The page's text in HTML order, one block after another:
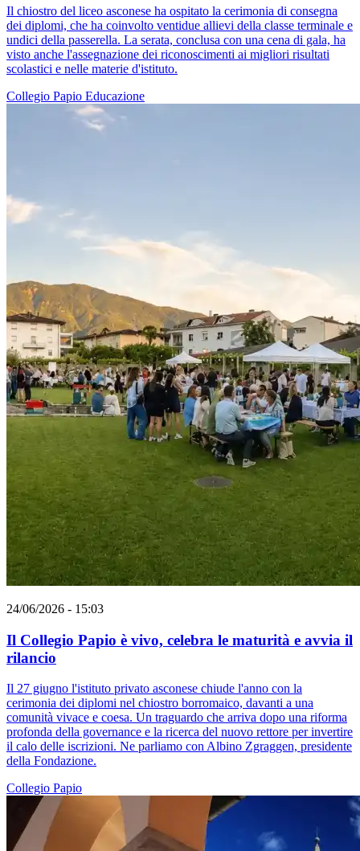
Il chiostro del liceo asconese ha ospitato la cerimonia di consegna
dei diplomi, che ha coinvolto ventidue allievi della classe terminale e
undici della passerella. La serata, conclusa con una cena di gala, ha
visto anche l'assegnazione dei riconoscimenti ai migliori risultati
scolastici e nelle materie d'istituto.
Collegio Papio Educazione
24/06/2026 - 15:03
Il Collegio Papio è vivo, celebra le maturità e avvia il
rilancio
Il 27 giugno l'istituto privato asconese chiude l'anno con la
cerimonia dei diplomi nel chiostro borromaico, davanti a una
comunità vivace e coesa. Un traguardo che arriva dopo una riforma
profonda della governance e la ricerca del nuovo rettore per invertire
il calo delle iscrizioni. Ne parliamo con Albino Zgraggen, presidente
della Fondazione.
Collegio Papio